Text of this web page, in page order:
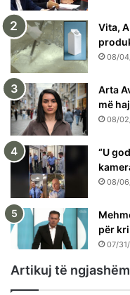
Vita,
08/
Arta
më
08/
“U
08/
për
07/
Artikuj të ngjashëm